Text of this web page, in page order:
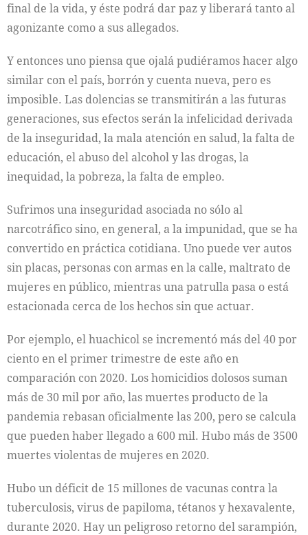
final de la vida, y éste podrá dar paz y liberará tanto al
agonizante como a sus allegados.
Y entonces uno piensa que ojalá pudiéramos hacer algo
similar con el país, borrón y cuenta nueva, pero es
imposible. Las dolencias se transmitirán a las futuras
generaciones, sus efectos serán la infelicidad derivada
de la inseguridad, la mala atención en salud, la falta de
educación, el abuso del alcohol y las drogas, la
inequidad, la pobreza, la falta de empleo.
Sufrimos una inseguridad asociada no sólo al
narcotráfico sino, en general, a la impunidad, que se ha
convertido en práctica cotidiana. Uno puede ver autos
sin placas, personas con armas en la calle, maltrato de
mujeres en público, mientras una patrulla pasa o está
estacionada cerca de los hechos sin que actuar.
Por ejemplo, el huachicol se incrementó más del 40 por
ciento en el primer trimestre de este año en
comparación con 2020. Los homicidios dolosos suman
más de 30 mil por año, las muertes producto de la
pandemia rebasan oficialmente las 200, pero se calcula
que pueden haber llegado a 600 mil. Hubo más de 3500
muertes violentas de mujeres en 2020.
Hubo un déficit de 15 millones de vacunas contra la
tuberculosis, virus de papiloma, tétanos y hexavalente,
durante 2020. Hay un peligroso retorno del sarampión,